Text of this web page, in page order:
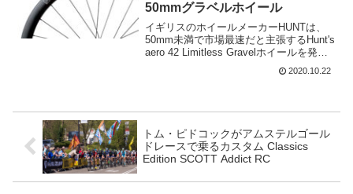
50mmグラベルホイール
イギリスのホイールメーカーHUNTは、
50mm未満で市場最速だと主張するHunt's
aero 42 Limitless Gravelホイールを発
表。同社はこれまで、市場最速という
48Limitless Aero Discを発表していた。
2020.10.22
トム・ピドコックがアムステルゴール
ドレースで乗るカスタム Classics
Edition SCOTT Addict RC